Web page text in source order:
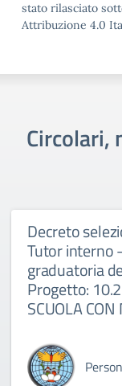
stato rilasciato
Attribuzione 4.0
Circolari,
Decreto
Tutor interno
graduatoria
Progetto:
SCUOLA CON